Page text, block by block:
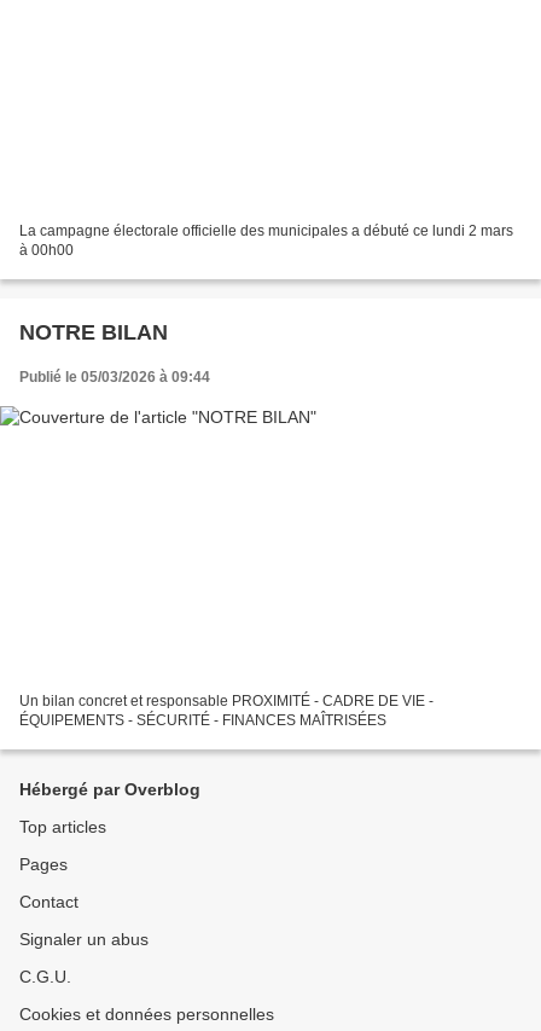
La campagne électorale officielle des municipales a débuté ce lundi 2 mars
à 00h00
NOTRE BILAN
Publié le 05/03/2026 à 09:44
Un bilan concret et responsable PROXIMITÉ - CADRE DE VIE -
ÉQUIPEMENTS - SÉCURITÉ - FINANCES MAÎTRISÉES
Hébergé par Overblog
Top articles
Pages
Contact
Signaler un abus
C.G.U.
Cookies et données personnelles